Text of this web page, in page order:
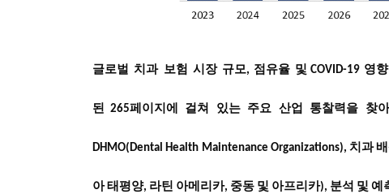
글로벌 치과 보험 시장 규모 , 점유율 및COVID-19 영향
된 265페이지에 걸쳐 있는 주요 산업 통찰력을 찾
DHMO(Dental Health Maintenance Organizations), 치
아 태평양, 라틴 아메리카, 중동 및 아프리카), 분석 및 예